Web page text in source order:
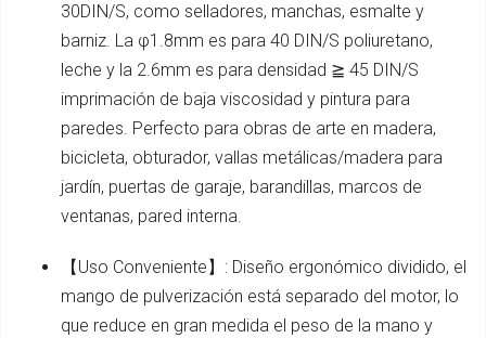
30DIN/S, como selladores, manchas, esmalte y
barniz. La φ1.8mm es para 40 DIN/S poliuretano,
leche y la 2.6mm es para densidad ≧ 45 DIN/S
imprimación de baja viscosidad y pintura para
paredes. Perfecto para obras de arte en madera,
bicicleta, obturador, vallas metálicas/madera para
jardín, puertas de garaje, barandillas, marcos de
ventanas, pared interna.
【Uso Conveniente】: Diseño ergonómico dividido, el
mango de pulverización está separado del motor, lo
que reduce en gran medida el peso de la mano y